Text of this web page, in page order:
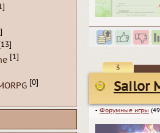
3
Sailor
▪ Форумные игры
[13]
[1]
[0]